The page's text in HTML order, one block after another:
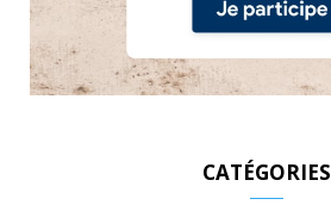
CATÉGORIES